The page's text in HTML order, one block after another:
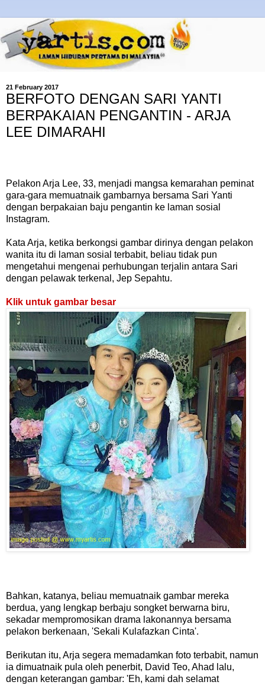
21 February 2017
BERFOTO DENGAN SARI YANTI
BERPAKAIAN PENGANTIN - ARJA
LEE DIMARAHI
Pelakon Arja Lee, 33, menjadi mangsa kemarahan peminat
gara-gara memuatnaik gambarnya bersama Sari Yanti
dengan berpakaian baju pengantin ke laman sosial
Instagram.
Kata Arja, ketika berkongsi gambar dirinya dengan pelakon
wanita itu di laman sosial terbabit, beliau tidak pun
mengetahui mengenai perhubungan terjalin antara Sari
dengan pelawak terkenal, Jep Sepahtu.
Klik untuk gambar besar
Bahkan, katanya, beliau memuatnaik gambar mereka
berdua, yang lengkap berbaju songket berwarna biru,
sekadar mempromosikan drama lakonannya bersama
pelakon berkenaan, 'Sekali Kulafazkan Cinta'.
Berikutan itu, Arja segera memadamkan foto terbabit, namun
ia dimuatnaik pula oleh penerbit, David Teo, Ahad lalu,
dengan keterangan gambar: 'Eh, kami dah selamat